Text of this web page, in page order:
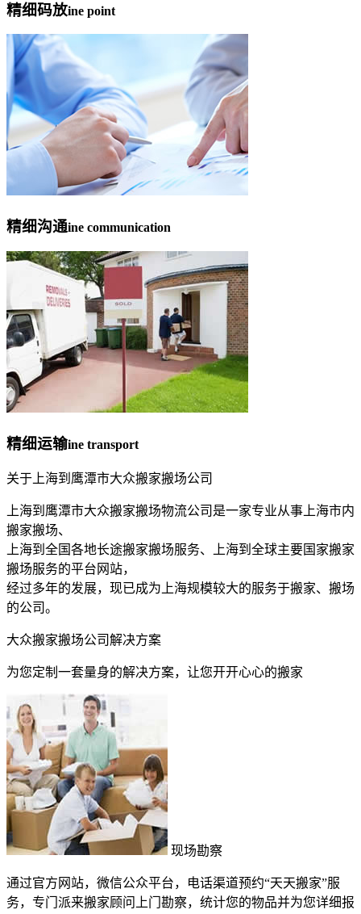
精细码放ine point
精细沟通ine communication
精细运输ine transport
关于上海到鹰潭市大众搬家搬场公司
上海到鹰潭市大众搬家搬场物流公司是一家专业从事上海市内
搬家搬场、
上海到全国各地长途搬家搬场服务、上海到全球主要国家搬家
搬场服务的平台网站，
经过多年的发展，现已成为上海规模较大的服务于搬家、搬场
的公司。
大众搬家搬场公司解决方案
为您定制一套量身的解决方案，让您开开心心的搬家
现场勘察
通过官方网站，微信公众平台，电话渠道预约“天天搬家”服
务，专门派来搬家顾问上门勘察，统计您的物品并为您详细报